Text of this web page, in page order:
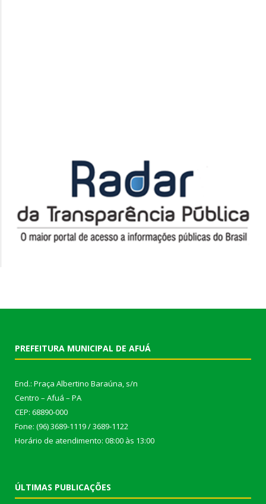
PREFEITURA MUNICIPAL DE AFUÁ
End.: Praça Albertino Baraúna, s/n
Centro – Afuá – PA
CEP: 68890-000
Fone: (96) 3689-1119 / 3689-1122
Horário de atendimento: 08:00 às 13:00
ÚLTIMAS PUBLICAÇÕES